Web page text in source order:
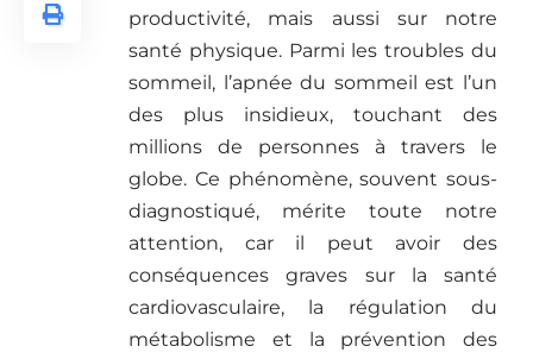
productivité, mais aussi sur notre
santé physique. Parmi les troubles du
sommeil, l’apnée du sommeil est l’un
des plus insidieux, touchant des
millions de personnes à travers le
globe. Ce phénomène, souvent sous-
diagnostiqué, mérite toute notre
attention, car il peut avoir des
conséquences graves sur la santé
cardiovasculaire, la régulation du
métabolisme et la prévention des